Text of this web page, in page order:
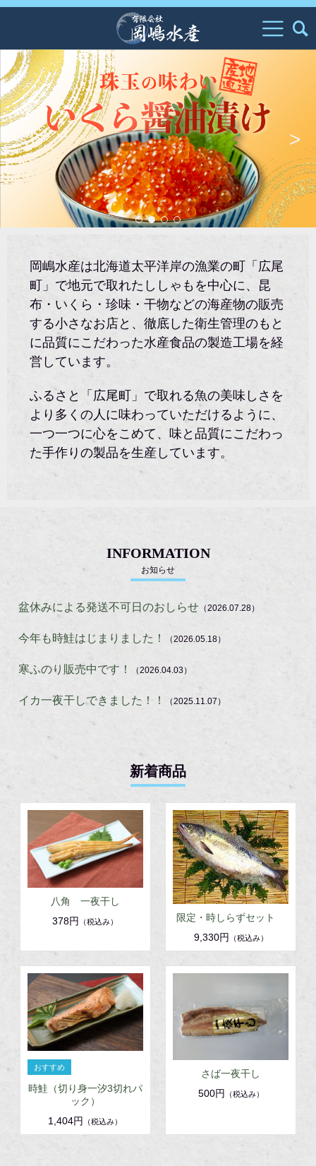
>
<
岡嶋水産は北海道太平洋岸の漁業の町「広尾
町」で地元で取れたししゃもを中心に、昆
布・いくら・珍味・干物などの海産物の販売
する小さなお店と、徹底した衛生管理のもと
に品質にこだわった水産食品の製造工場を経
営しています。
ふるさと「広尾町」で取れる魚の美味しさを
より多くの人に味わっていただけるように、
一つ一つに心をこめて、味と品質にこだわっ
た手作りの製品を生産しています。
INFORMATION
お知らせ
盆休みによる発送不可日のおしらせ （2026.07.28）
今年も時鮭はじまりました！ （2026.05.18）
寒ふのり販売中です！ （2026.04.03）
イカ一夜干しできました！！ （2025.11.07）
新着商品
八角 一夜干し
378円
（税込み）
限定・時しらずセット
9,330円
（税込み）
時鮭（切り身一汐3切れパ
ック）
1,404円
（税込み）
さば一夜干し
500円
（税込み）